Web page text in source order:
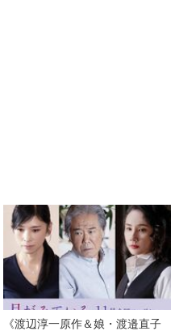
《渡辺淳一原作＆娘・渡邉直子